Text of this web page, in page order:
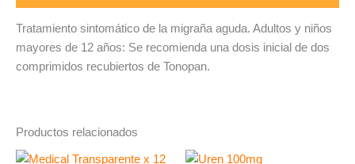
Tratamiento sintomático de la migraña aguda. Adultos y niños
mayores de 12 años: Se recomienda una dosis inicial de dos
comprimidos recubiertos de Tonopan.
Productos relacionados